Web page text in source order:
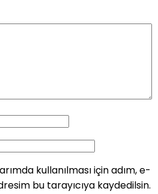
kullanılması için adım, e-
bu tarayıcıya kaydedilsin.